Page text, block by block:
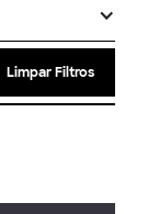
Limpar Filtros